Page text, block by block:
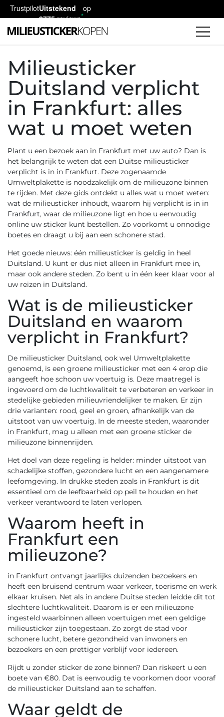
TrustpilotUitstekend
2775reviews
op
Milieusticker
Duitsland verplicht
in Frankfurt: alles
wat u moet weten
Plant u een bezoek aan in Frankfurt met uw auto? Dan is
het belangrijk te weten dat een Duitse milieusticker
verplicht is in in Frankfurt. Deze zogenaamde
Umweltplakette is noodzakelijk om de milieuzone binnen
te rijden. Met deze gids ontdekt u alles wat u moet weten:
wat de milieusticker inhoudt, waarom hij verplicht is in in
Frankfurt, waar de milieuzone ligt en hoe u eenvoudig
online uw sticker kunt bestellen. Zo voorkomt u onnodige
boetes en draagt u bij aan een schonere stad.
Het goede nieuws: één milieusticker is geldig in heel
Duitsland. U kunt er dus niet alleen in Frankfurt mee in,
maar ook andere steden. Zo bent u in één keer klaar voor al
uw reizen in Duitsland.
Wat is de milieusticker
Duitsland en waarom
verplicht in Frankfurt?
De milieusticker Duitsland, ook wel Umweltplakette
genoemd, is een groene milieusticker met een 4 erop die
aangeeft hoe schoon uw voertuig is. Deze maatregel is
ingevoerd om de luchtkwaliteit te verbeteren en verkeer in
stedelijke gebieden milieuvriendelijker te maken. Er zijn
drie varianten: rood, geel en groen, afhankelijk van de
uitstoot van uw voertuig. In de meeste steden, waaronder
in Frankfurt, mag u alleen met een groene sticker de
milieuzone binnenrijden.
Het doel van deze regeling is helder: minder uitstoot van
schadelijke stoffen, gezondere lucht en een aangenamere
leefomgeving. In drukke steden zoals in Frankfurt is dit
essentieel om de leefbaarheid op peil te houden en het
verkeer verantwoord te laten verlopen.
Waarom heeft in
Frankfurt een
milieuzone?
in Frankfurt ontvangt jaarlijks duizenden bezoekers en
heeft een bruisend centrum waar verkeer, toerisme en werk
elkaar kruisen. Net als in andere Duitse steden leidde dit tot
slechtere luchtkwaliteit. Daarom is er een milieuzone
ingesteld waarbinnen alleen voertuigen met een geldige
milieusticker zijn toegestaan. Zo zorgt de stad voor
schonere lucht, betere gezondheid van inwoners en
bezoekers en een prettiger verblijf voor iedereen.
Rijdt u zonder sticker de zone binnen? Dan riskeert u een
boete van €80. Dat is eenvoudig te voorkomen door vooraf
de milieusticker Duitsland aan te schaffen.
Waar geldt de